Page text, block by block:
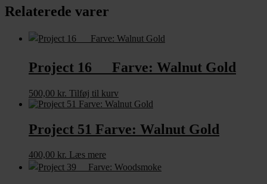
Relaterede varer
Project 16 Farve: Walnut Gold
500,00 kr. Tilføj til kurv
Project 51 Farve: Walnut Gold
400,00 kr. Læs mere